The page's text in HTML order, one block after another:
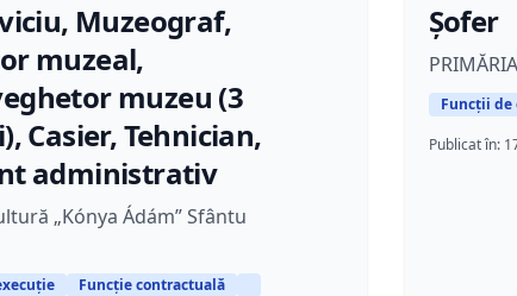
Muzeograf,
muzeal,
muzeu (3
Casier, Tehnician,
administrativ
„Kónya Ádám” Sfântu
Funcție contractuală
Șofer
Funcții de
Publicat în: